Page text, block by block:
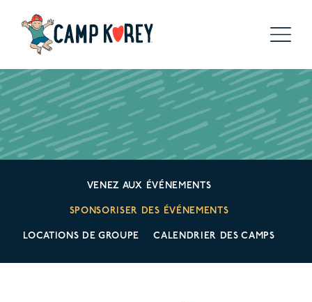
VENEZ AUX ÉVÉNEMENTS
SPONSORISER DES ÉVÉNEMENTS
LOCATIONS DE GROUPE CALENDRIER DES CAMPS